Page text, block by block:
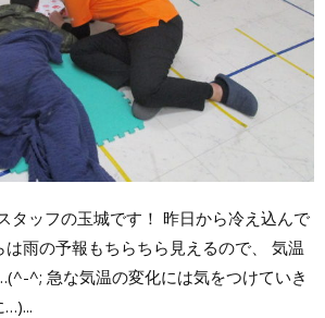
タッフの玉城です！ 昨日から冷え込んで
雨の予報もちらちら見えるので、 気温
^; 急な気温の変化には気をつけていき